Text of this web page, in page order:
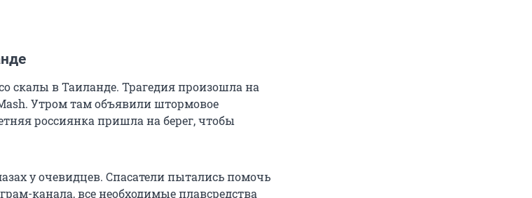
скалы в Таиланде. Трагедия произошла на
Утром там объявили штормовое
россиянка пришла на берег, чтобы
у очевидцев. Спасатели пытались помочь
канала, все необходимые плавсредства